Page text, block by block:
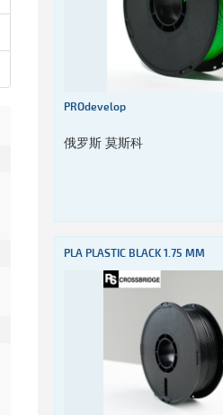
PROdevelop
俄罗斯 莫斯科
PLA PLASTIC BLACK 1.75 MM